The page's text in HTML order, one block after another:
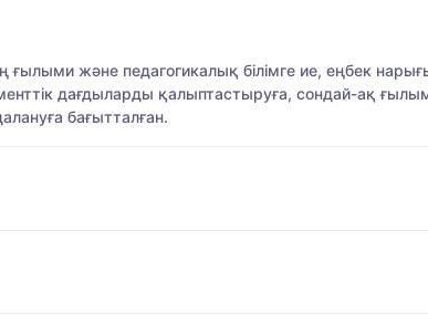
және педагогикалық білімге ие, еңбек
дағдыларды қалыптастыруға, сондай-ақ
бағытталған.